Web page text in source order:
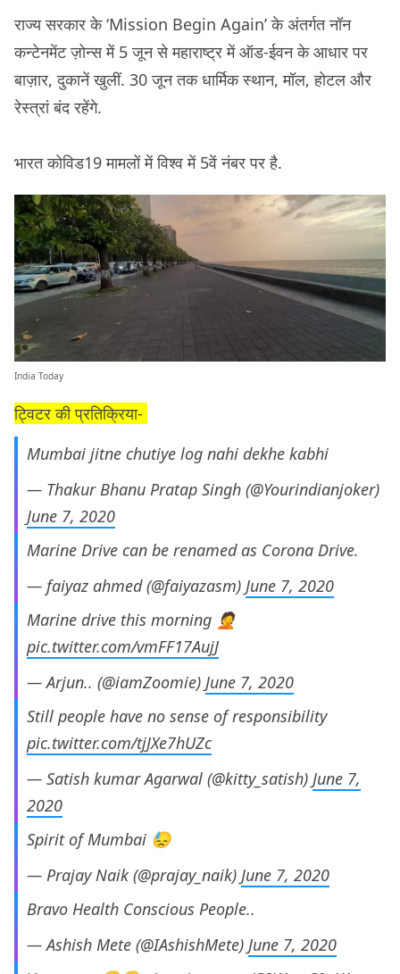
राज्य सरकार के ‘Mission Begin Again’ के अंतर्गत नॉन
कन्टेनमेंट ज़ोन्स में 5 जून से महाराष्ट्र में ऑड-ईवन के आधार पर
बाज़ार, दुकानें खुलीं. 30 जून तक धार्मिक स्थान, मॉल, होटल और
रेस्त्रां बंद रहेंगे.
भारत कोविड19 मामलों में विश्व में 5वें नंबर पर है.
India Today
ट्विटर की प्रतिक्रिया-
Mumbai jitne chutiye log nahi dekhe kabhi
— Thakur Bhanu Pratap Singh (@Yourindianjoker)
June 7, 2020
Marine Drive can be renamed as Corona Drive.
— faiyaz ahmed (@faiyazasm) June 7, 2020
Marine drive this morning 🤦
pic.twitter.com/vmFF17AujJ
— Arjun.. (@iamZoomie) June 7, 2020
Still people have no sense of responsibility
pic.twitter.com/tjJXe7hUZc
— Satish kumar Agarwal (@kitty_satish) June 7,
2020
Spirit of Mumbai 😓
— Prajay Naik (@prajay_naik) June 7, 2020
Bravo Health Conscious People..
— Ashish Mete (@IAshishMete) June 7, 2020